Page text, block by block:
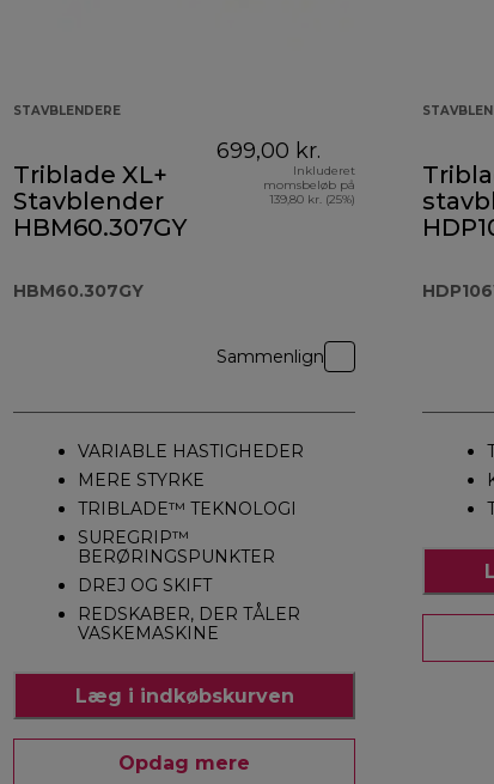
STAVBLENDERE
Triblade XL+
Stavblender
HBM60.307GY
HBM60.307GY
699,00 kr.
Inkluderet
momsbeløb på
139,80 kr. (25%)
Sammenlign
VARIABLE HASTIGHEDER
MERE STYRKE
TRIBLADE™ TEKNOLOGI
SUREGRIP™
BERØRINGSPUNKTER
DREJ OG SKIFT
REDSKABER, DER TÅLER
VASKEMASKINE
Læg i indkøbskurven
Opdag mere